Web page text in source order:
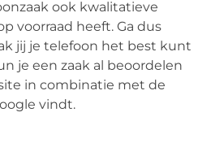
ook kwalitatieve
voorraad heeft. Ga dus
jij je telefoon het best kunt
je een zaak al beoordelen
in combinatie met de
vindt.